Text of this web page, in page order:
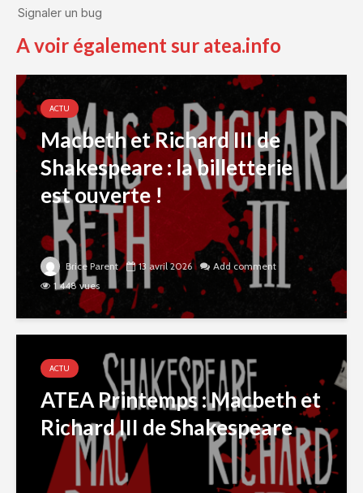
A voir également sur atea.info
ACTU
Macbeth et Richard III de
Shakespeare : la billetterie
est ouverte !
Brice Parent 13 avril 2026
Add comment
1 448 vues
ACTU
ATEA Printemps : Macbeth et
Richard III de Shakespeare